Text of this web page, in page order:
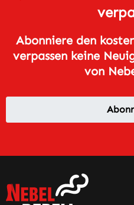
Abonniere den
verpassen keine
von